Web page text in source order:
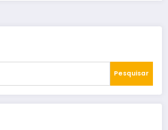
Pesquisar